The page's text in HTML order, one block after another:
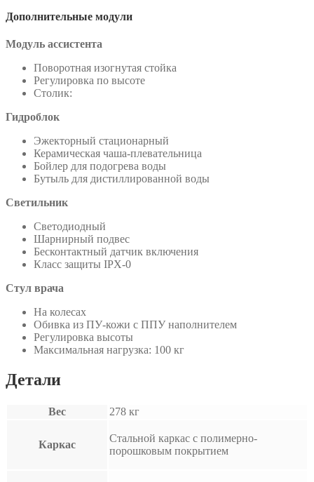
Дополнительные модули
Модуль ассистента
Поворотная изогнутая стойка
Регулировка по высоте
Столик:
Гидроблок
Эжекторный стационарный
Керамическая чаша-плевательница
Бойлер для подогрева воды
Бутыль для дистиллированной воды
Светильник
Светодиодный
Шарнирный подвес
Бесконтактный датчик включения
Класс защиты IPX-0
Стул врача
На колесах
Обивка из ПУ-кожи с ППУ наполнителем
Регулировка высоты
Максимальная нагрузка: 100 кг
Детали
Вес 278 кг
Каркас
Стальной каркас с полимерно-
порошковым покрытием